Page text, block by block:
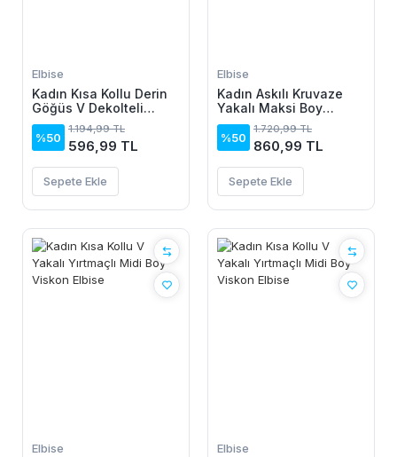
Elbise
Kadın Kısa Kollu Derin
Göğüs V Dekolteli
önden Düğmeli Leopar
Desenli Kısa Süprem
Elbise
%50
1.194,99 TL
596,99 TL
Sepete Ekle
Elbise
Kadın Askılı Kruvaze
Yakalı Maksi Boy
Janjan Krep Elbise
%50
1.720,99 TL
860,99 TL
Sepete Ekle
Elbise Elbise